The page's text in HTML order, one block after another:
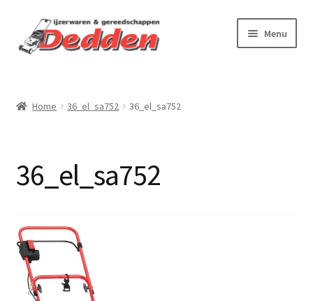
door
naar
Menu
Virtuele tour
Betalen & verzenden
Over ons
Home 36_el_sa752 36_el_sa752
36_el_sa752